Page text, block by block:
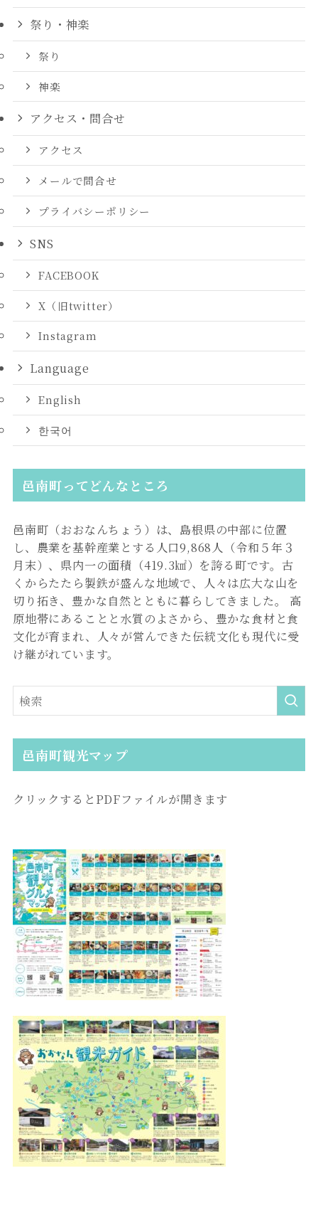
祭り・神楽
祭り
神楽
アクセス・問合せ
アクセス
メールで問合せ
プライバシーポリシー
SNS
FACEBOOK
X（旧twitter）
Instagram
Language
English
한국어
邑南町ってどんなところ
邑南町（おおなんちょう）は、島根県の中部に位置
し、農業を基幹産業とする人口9,868人（令和５年３
月末）、県内一の面積（419.3㎢）を誇る町です。古
くからたたら製鉄が盛んな地域で、人々は広大な山を
切り拓き、豊かな自然とともに暮らしてきました。 高
原地帯にあることと水質のよさから、豊かな食材と食
文化が育まれ、人々が営んできた伝統文化も現代に受
け継がれています。
邑南町観光マップ
クリックするとPDFファイルが開きます